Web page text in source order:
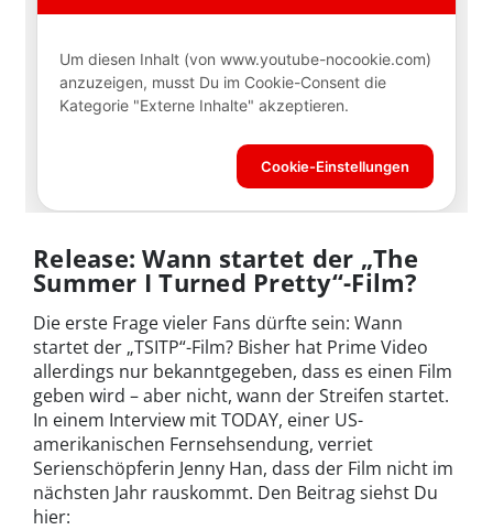
Release: Wann startet der „The
Summer I Turned Pretty“-Film?
Die erste Frage vieler Fans dürfte sein: Wann
startet der „TSITP“-Film? Bisher hat Prime Video
allerdings nur bekanntgegeben, dass es einen Film
geben wird – aber nicht, wann der Streifen startet.
In einem Interview mit TODAY, einer US-
amerikanischen Fernsehsendung, verriet
Serienschöpferin Jenny Han, dass der Film nicht im
nächsten Jahr rauskommt. Den Beitrag siehst Du
hier: